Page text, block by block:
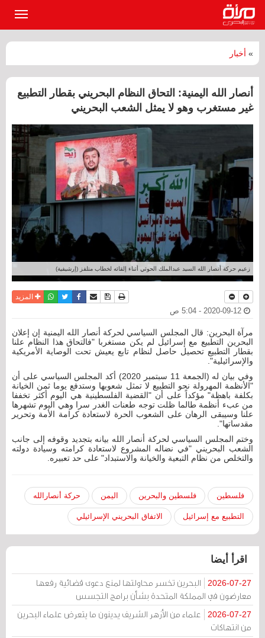
» أخبار
أنصار الله اليمنية: التحاق النظام البحريني بقطار التطبيع
غير مستغرب وهو لا يمثل الشعب البحريني
زعيم حركة أنصار الله السيد عبدالملك الحوثي أثناء إلقائه لخطاب متلفز (إرشيفية)
نسخة للطباعة
حفظ الموضوع
أرسل الى صديق
فيسبوكتويترواتسابالمزيد
مرآة البحرين: قال المجلس السياسي لحركة أنصار الله اليمنية إن إعلان
البحرين التطبيع مع إسرائيل لم يكن مستغربا "فالتحاق هذا النظام علنا
بقطار التطبيع تحصيل حاصل لنظام تابع يعيش تحت الوصاية الأمريكية
والإسرائيلية".
وفي بيان له (الجمعة 11 سبتمبر 2020) أكد المجلس السياسي على أن
"الأنظمة المهرولة نحو التطبيع لا تمثل شعوبها وستدفع يوما ثمن الخيانة
بكلفة باهظة" مؤكداً على أن "القضية الفلسطينية هي اليوم أكثر تخففا
من عبء أنظمة طالما ظلت توجه طعنات الغدر سرا وهي اليوم تشهرها
علنا وسيبقى الرهان على الشعوب الحرة لاستعادة كرامة الأمة وتحرير
مقدساتها".
وختم المجلس السياسي لحركة أنصار الله بيانه بتجديد وقوفه إلى جانب
الشعب البحريني "في نضاله المشروع لاستعادة كرامته وسيادة دولته
والتخلص من نظام التبعية والخيانة والاستبداد" على حد تعبيره.
فلسطين فلسطين والبحرين اليمن حركة أنصارالله
التطبيع مع إسرائيل الاتفاق البحريني الإسرائيلي
اقرأ أيضا
2026-07-27
البحرين تخسر محاولتها لمنع دعوى قضائية رفعها
معارضون في المملكة المتحدة بشأن برامج التجسس
2026-07-27
علماء من الأزهر الشريف يدينون ما يتعرض علماء البحرين
من انتهاكات